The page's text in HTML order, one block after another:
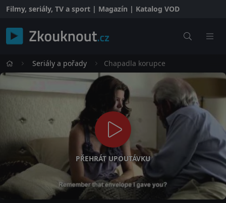
Filmy, seriály, TV a sport | Magazín | Katalog VOD
Seriály a pořady Chapadla korupce
PŘEHRÁT UPOUTÁVKU